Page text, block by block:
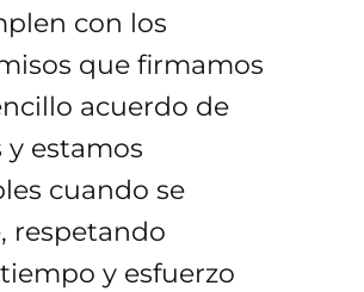
con los
que firmamos
acuerdo de
y estamos
cuando se
respetando
y esfuerzo